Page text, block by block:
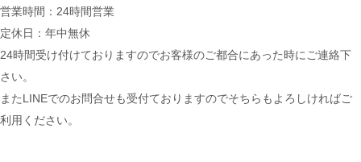
営業時間：24時間営業
定休日：年中無休
24時間受け付けておりますのでお客様のご都合にあった時にご連絡下
さい。
またLINEでのお問合せも受付ておりますのでそちらもよろしければご
利用ください。